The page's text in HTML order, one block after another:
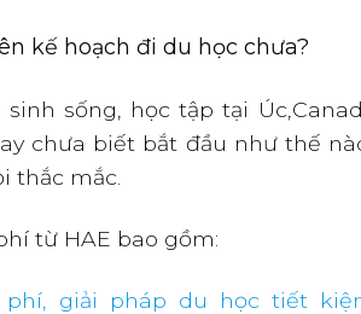
kế hoạch đi du học chưa?
sống, học tập tại
chưa biết bắt đầu như thế
thắc mắc.
từ HAE bao gồm:
giải pháp du học tiết